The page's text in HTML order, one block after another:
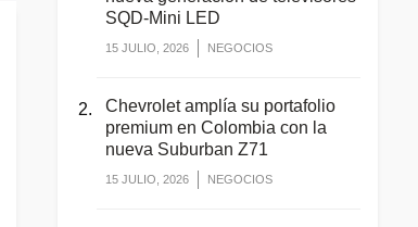
SQD-Mini LED
15 JULIO, 2026 NEGOCIOS
Chevrolet amplía su portafolio
premium en Colombia con la
nueva Suburban Z71
15 JULIO, 2026 NEGOCIOS